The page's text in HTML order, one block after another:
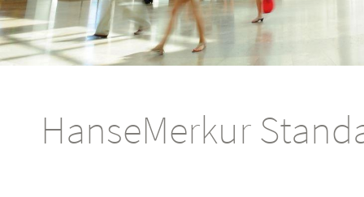
HanseMerkur